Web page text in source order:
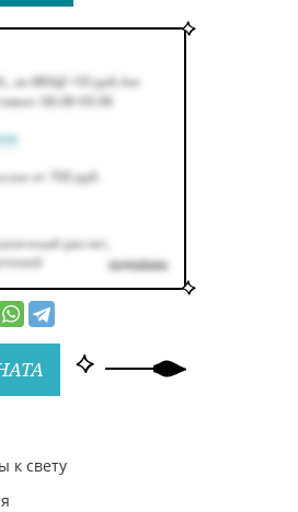
за МКАД +50руб. /км
08.08-09.08
от 700 руб.
расчет,
подробнее
к свету